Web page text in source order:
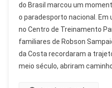
Primeira
Medalha
Paralímpica
Do
Brasil
Celebrado
do Brasil marcou um
o paradesporto nacional.
no Centro de Treinamento
familiares de Robson
da Costa recordaram a
meio século, abriram